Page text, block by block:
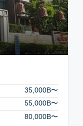
35,000B〜
55,000B〜
80,000B〜